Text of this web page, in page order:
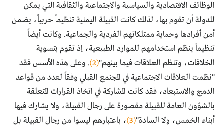
الوظائف الاقتصادية والسياسية والاجتماعية والثقافية التي يمكن
للدولة أن تقوم بها، لذلك كانت القبيلة اليمنية تنظيماً حربياً، يضمن
أمن أفرادها وحماية ممتلكاتهم الفردية والجماعية. وكانت أيضاً
تنظيماً ينظم استخدامهم للموارد الطبيعية، إذ تقوم بتسوية
الخلافات، وتنظم العلاقات فيما بينهم"(2)
. وعلى هذه الأسس فقد
"نظمت العلاقات الاجتماعية في المجتمع القبلي وفقاً لعدد من قواعد
الدمج والاستبعاد، فقد كانت المشاركة في اتخاذ القرارات المتعلقة
بالشؤون العامة للقبيلة مقصورة على رجال القبيلة، ولا يشارك فيها
أبناء الخمس، ولا السادة"(3)
، باعتبارهم ليسوا من رجال القبيلة بل